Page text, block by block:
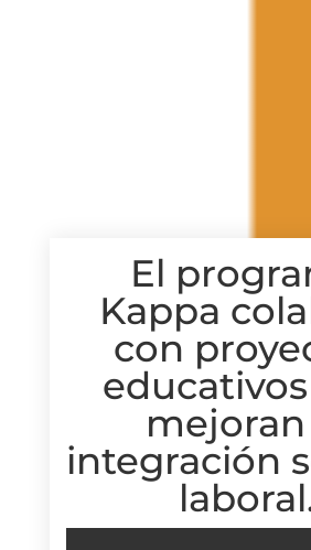
El
Kappa
con
mejoran
integración